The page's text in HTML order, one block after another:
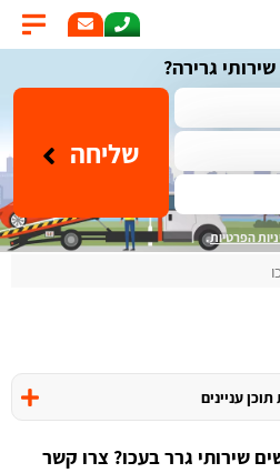
גרירה?
שליחה
הפרטיות.
עניינים
שירותי גרר בעכו? צרו קשר